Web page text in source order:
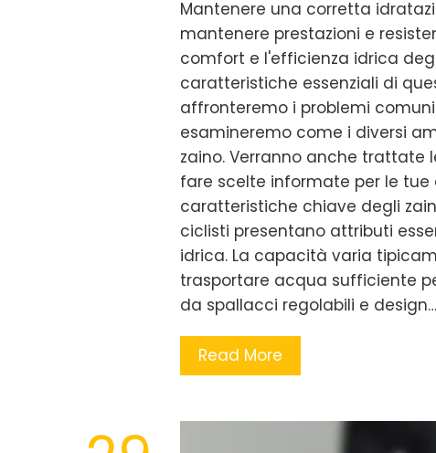
Mantenere una corretta
mantenere prestazioni e
comfort e l'efficienza idrica
caratteristiche essenziali di
affronteremo i problemi
esamineremo come i diversi
zaino. Verranno anche trattate
fare scelte informate per le tue
caratteristiche chiave degli
ciclisti presentano attributi
idrica. La capacità varia
trasportare acqua sufficiente
da spallacci regolabili e design…
Read More